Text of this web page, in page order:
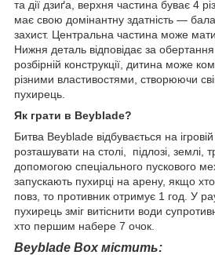
та дії дзиґа, верхня частина буває 4
має свою домінантну здатність —
захист. Центральна частина може
Нижня деталь відповідає за
розбірній конструкції, дитина може
різними властивостями, створюючи
пухирець.
Як грати в Beyblade?
Битва Beyblade відбувається на
розташувати на столі, підлозі, землі,
допомогою спеціального пускового
запускають пухирці на арену, якщо
повз, то противник отримує 1 год. У
пухирець зміг витіснити води
хто першим набере 7 очок.
Beyblade Box містить: